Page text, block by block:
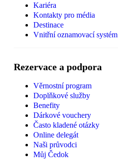
Kariéra
Kontakty pro média
Destinace
Vnitřní oznamovací systém
Rezervace a podpora
Věrnostní program
Doplňkové služby
Benefity
Dárkové vouchery
Často kladené otázky
Online delegát
Naši průvodci
Můj Čedok